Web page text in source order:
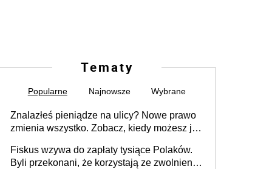
Tematy
Popularne Najnowsze Wybrane
Znalazłeś pieniądze na ulicy? Nowe prawo
zmienia wszystko. Zobacz, kiedy możesz je
Fiskus wzywa do zapłaty tysiące Polaków.
Byli przekonani, że korzystają ze zwolnienia